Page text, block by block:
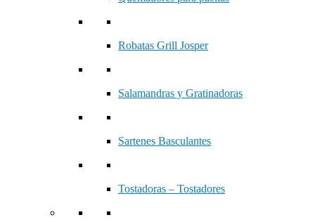
Robatas Grill Josper
Salamandras y Gratinadoras
Sartenes Basculantes
Tostadoras – Tostadores